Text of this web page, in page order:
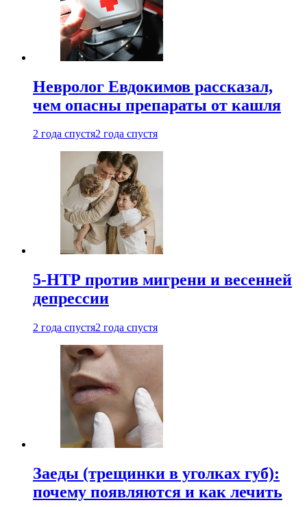
Невролог Евдокимов рассказал,
чем опасны препараты от кашля
2 года спустя2 года спустя
5-НТР против мигрени и весенней
депрессии
2 года спустя2 года спустя
Заеды (трещинки в уголках губ):
почему появляются и как лечить